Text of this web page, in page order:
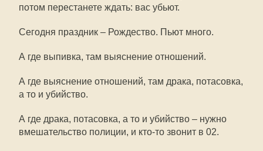
потом перестанете ждать: вас убьют.
Сегодня праздник – Рождество. Пьют много.
А где выпивка, там выяснение отношений.
А где выяснение отношений, там драка, потасовка,
а то и убийство.
А где драка, потасовка, а то и убийство – нужно
вмешательство полиции, и кто-то звонит в 02.